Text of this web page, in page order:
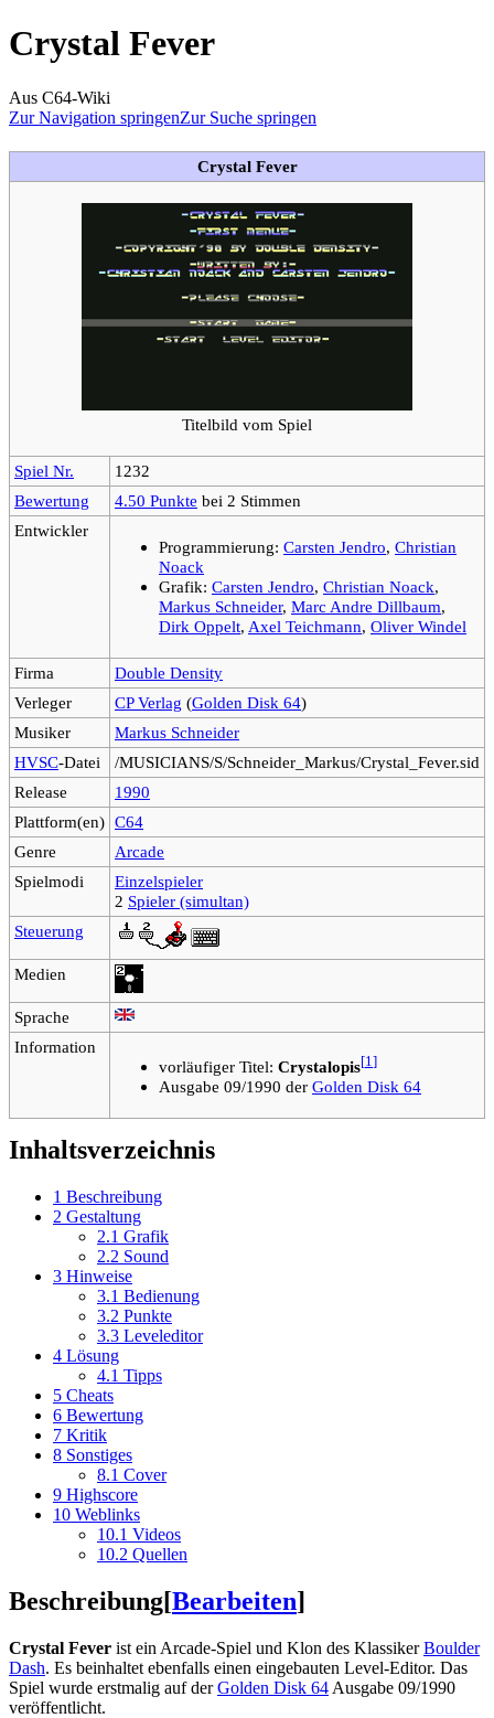
Crystal Fever
Aus C64-Wiki
Zur Navigation springenZur Suche springen
Crystal Fever
Titelbild vom Spiel
Spiel Nr.
1232
Bewertung
4.50 Punkte bei 2 Stimmen
Entwickler
Programmierung: Carsten Jendro, Christian
Noack
Grafik: Carsten Jendro, Christian Noack,
Markus Schneider, Marc Andre Dillbaum,
Dirk Oppelt, Axel Teichmann, Oliver Windel
Firma
Double Density
Verleger
CP Verlag (Golden Disk 64)
Musiker
Markus Schneider
HVSC-Datei
/MUSICIANS/S/Schneider_Markus/Crystal_Fever.sid
Release
1990
Plattform(en) C64
Genre
Arcade
Spielmodi
Einzelspieler
2 Spieler (simultan)
Steuerung
Medien
Sprache
Information
vorläufiger Titel: Crystalopis[1]
Ausgabe 09/1990 der Golden Disk 64
Inhaltsverzeichnis
1 Beschreibung
2 Gestaltung
2.1 Grafik
2.2 Sound
3 Hinweise
3.1 Bedienung
3.2 Punkte
3.3 Leveleditor
4 Lösung
4.1 Tipps
5 Cheats
6 Bewertung
7 Kritik
8 Sonstiges
8.1 Cover
9 Highscore
10 Weblinks
10.1 Videos
10.2 Quellen
Beschreibung[Bearbeiten]
Crystal Fever ist ein Arcade-Spiel und Klon des KlassikerBoulder
Dash. Es beinhaltet ebenfalls einen eingebauten Level-Editor. Das
Spiel wurde erstmalig auf derGolden Disk 64 Ausgabe 09/1990
veröffentlicht.